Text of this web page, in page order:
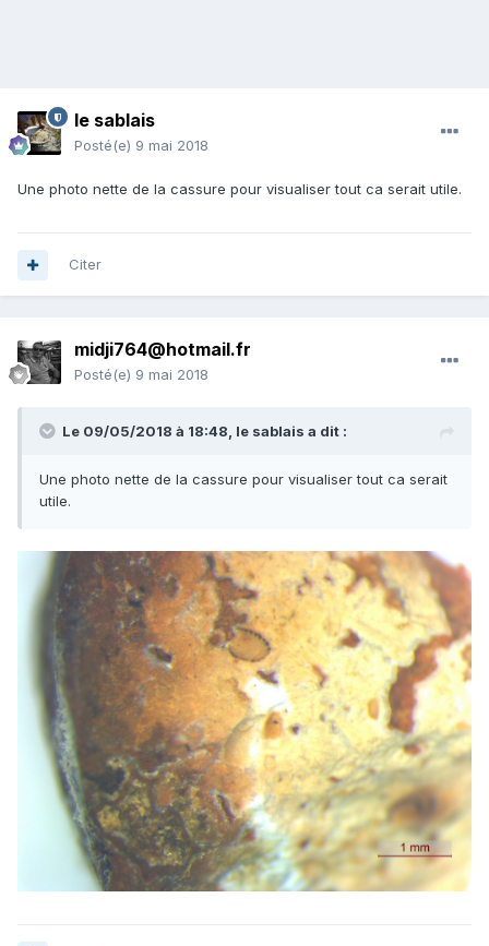
le sablais
Posté(e) 9 mai 2018
Une photo nette de la cassure pour visualiser tout ca serait utile.
Citer
midji764@hotmail.fr
Posté(e) 9 mai 2018
Le 09/05/2018 à 18:48, le sablais a dit :
Une photo nette de la cassure pour visualiser tout ca serait
utile.